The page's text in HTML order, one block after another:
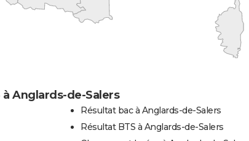
Anglards-de-Salers
Résultat bac à Anglards-de-Salers
Résultat BTS à Anglards-de-Salers